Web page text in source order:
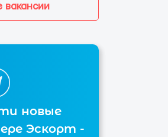
вакансии
новые
Эскорт -